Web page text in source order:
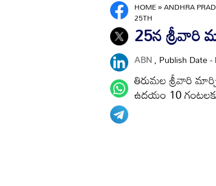
HOME»ANDHRA
25TH
25న శ్రీవారి
ABN, Publish Date
తిరుమల శ్రీవారి
ఉదయం 10